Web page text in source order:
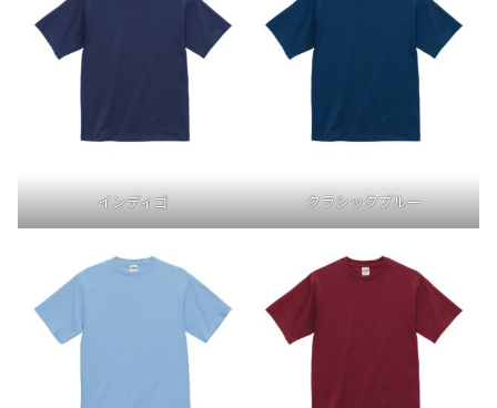
インディゴ クラシックブルー